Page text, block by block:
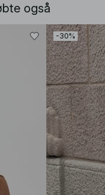
også
-30%